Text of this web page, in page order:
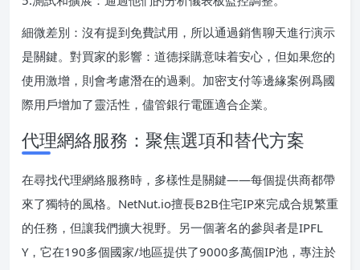
細微差別：沒有提到免費試用，所以通過銷售聊天進行演示
是關鍵。對買家的影響：道德採購意味着安心，但如果您的
使用激增，則會考慮潛在的過剩。加密支付等邊緣案例爲國
際用戶增加了靈活性，儘管銀行電匯適合企業。
代理網絡服務：聚焦選項和替代方案
在尋找代理網絡服務時，多樣性是關鍵——每個提供商都帶
來了獨特的風格。NetNut.io擅長B2B住宅IP來完成合規繁重
的任務，但讓我們擴大視野。另一個著名的參與者是IPFL
Y，它在190多個國家/地區提供了9000多萬個IP池，專注於